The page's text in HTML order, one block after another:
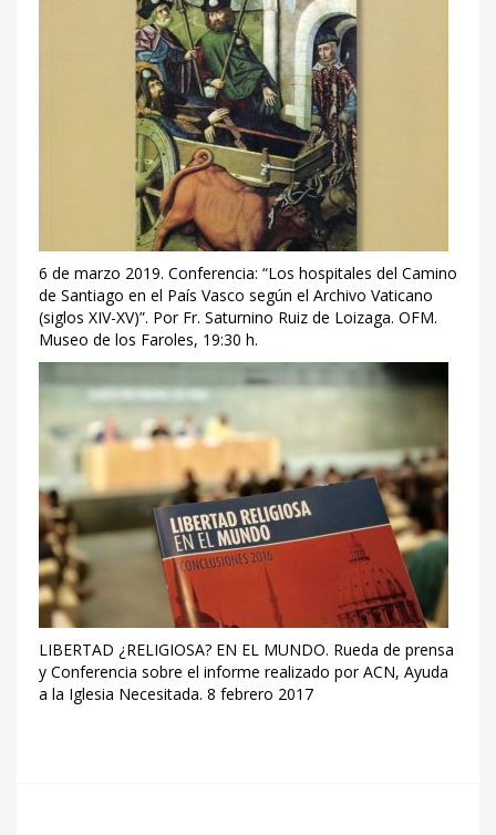
6 de marzo 2019. Conferencia: “Los hospitales del Camino
de Santiago en el País Vasco según el Archivo Vaticano
(siglos XIV-XV)”. Por Fr. Saturnino Ruiz de Loizaga. OFM.
Museo de los Faroles, 19:30 h.
LIBERTAD ¿RELIGIOSA? EN EL MUNDO. Rueda de prensa
y Conferencia sobre el informe realizado por ACN, Ayuda
a la Iglesia Necesitada. 8 febrero 2017